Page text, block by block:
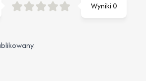
Wyniki0